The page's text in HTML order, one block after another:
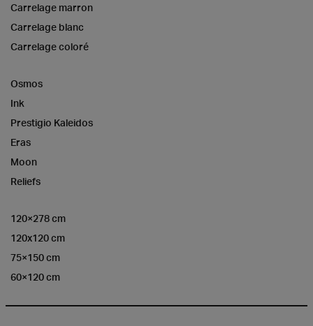
Carrelage marron
Carrelage blanc
Carrelage coloré
Osmos
Ink
Prestigio Kaleidos
Eras
Moon
Reliefs
120×278 cm
120x120 cm
75×150 cm
60×120 cm